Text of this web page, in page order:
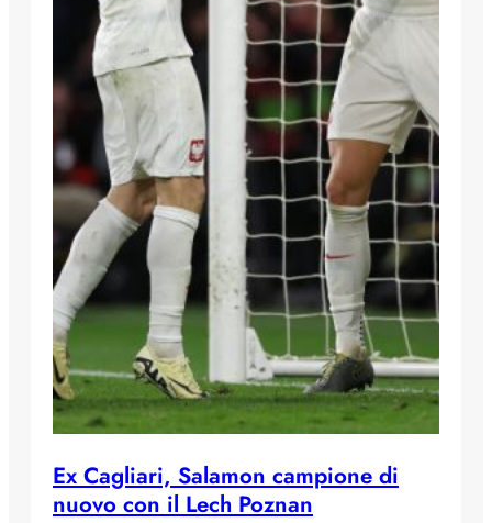
Ex Cagliari, Salamon campione di
nuovo con il Lech Poznan